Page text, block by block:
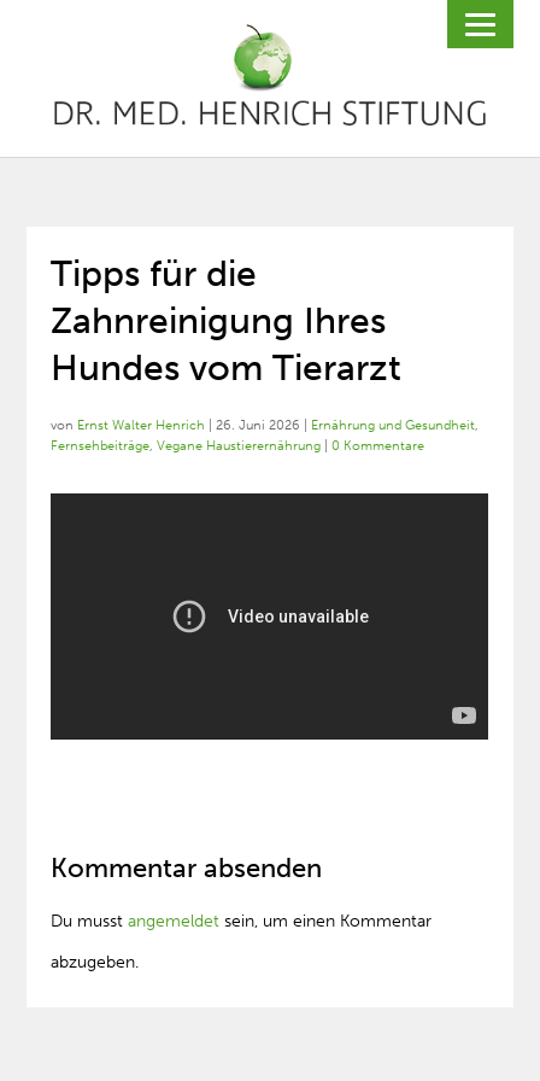
Tipps für die
Zahnreinigung Ihres
Hundes vom Tierarzt
von Ernst Walter Henrich |26. Juni 2026 Ernährung und Gesundheit,
Fernsehbeiträge,Vegane Haustierernährung |0 Kommentare
Kommentar absenden
Du musstangemeldet sein, um einen Kommentar
abzugeben.